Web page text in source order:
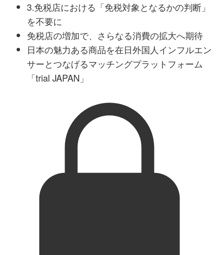
3.免税店における「免税対象となるかの判断」
を不要に
免税店の増加で、さらなる消費の拡大へ期待
日本の魅力ある商品を在日外国人インフルエン
サーとつなげるマッチングプラットフォーム
「trial JAPAN」